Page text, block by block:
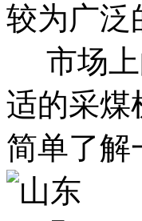
较为广泛
市场上
适的采煤
简单了解